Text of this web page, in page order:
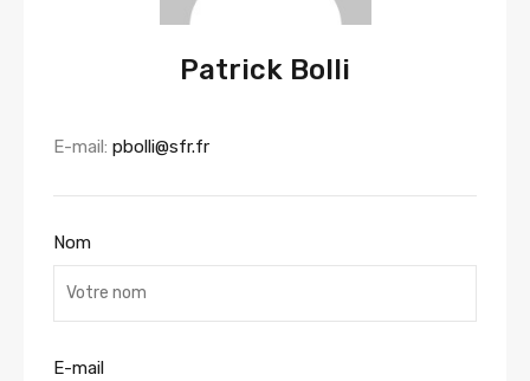
Patrick Bolli
E-mail: pbolli@sfr.fr
Nom
E-mail